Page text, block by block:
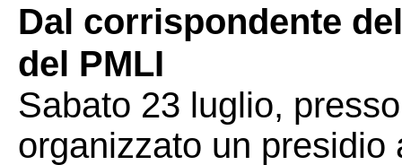
Dal corrispondente
del PMLI
Sabato 23 luglio,
organizzato un